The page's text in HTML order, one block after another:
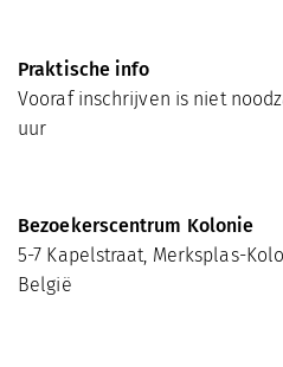
Praktische info
Vooraf inschrijven is niet
uur
Bezoekerscentrum Kolonie
5-7 Kapelstraat, Merksplas-
België